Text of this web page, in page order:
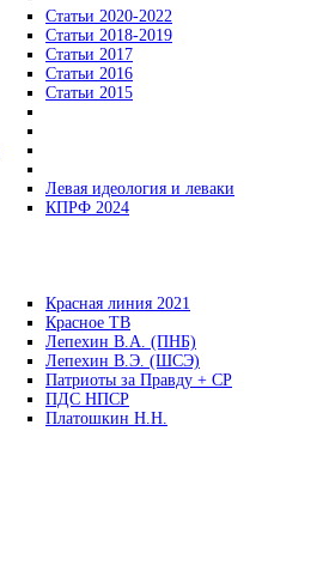
Статьи 2020-2022
Статьи 2018-2019
Статьи 2017
Статьи 2016
Статьи 2015
Левая идеология и леваки
КПРФ 2024
Красная линия 2021
Красное ТВ
Лепехин В.А. (ПНБ)
Лепехин В.Э. (ШСЭ)
Патриоты за Правду + СР
ПДС НПСР
Платошкин Н.Н.